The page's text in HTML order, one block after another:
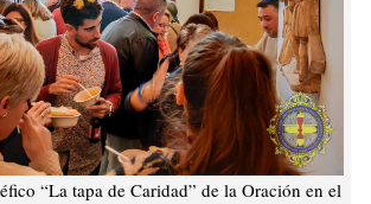
“La tapa de Caridad” de la Oración en el